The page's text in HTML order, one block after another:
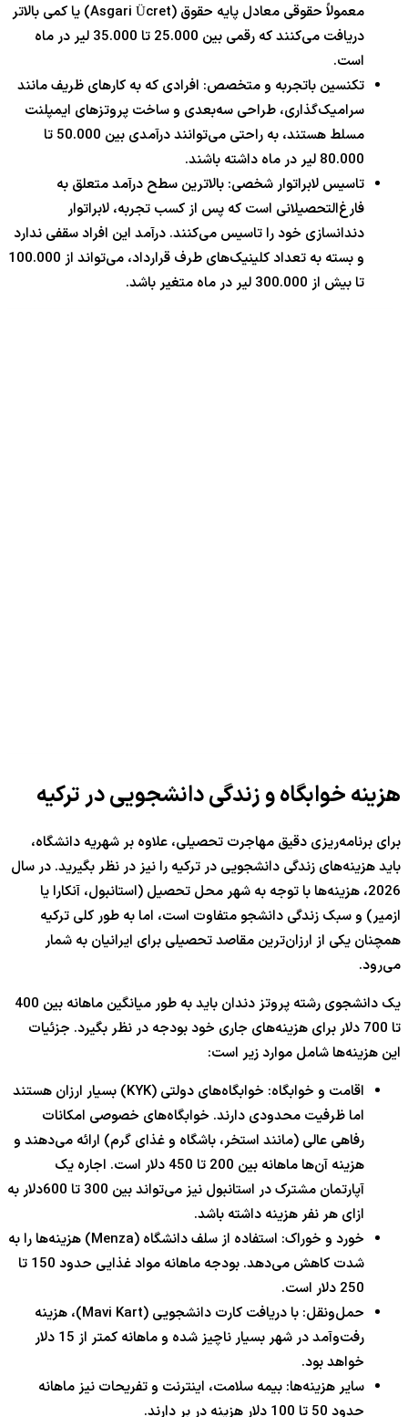
معمولاً حقوقی معادل پایه حقوق (Asgari Ücret) یا کمی بالاتر
دریافت می‌کنند که رقمی بین 25.000 تا 35.000 لیر در ماه
است.
تکنسین باتجربه و متخصص: افرادی که به کارهای ظریف مانند
سرامیک‌گذاری، طراحی سه‌بعدی و ساخت پروتزهای ایمپلنت
مسلط هستند، به راحتی می‌توانند درآمدی بین 50.000 تا
80.000 لیر در ماه داشته باشند.
تاسیس لابراتوار شخصی: بالاترین سطح درآمد متعلق به
فارغ‌التحصیلانی است که پس از کسب تجربه، لابراتوار
دندانسازی خود را تاسیس می‌کنند. درآمد این افراد سقفی ندارد
و بسته به تعداد کلینیک‌های طرف قرارداد، می‌تواند از 100.000
تا بیش از 300.000 لیر در ماه متغیر باشد.
هزینه خوابگاه و زندگی دانشجویی در ترکیه
برای برنامه‌ریزی دقیق مهاجرت تحصیلی، علاوه بر شهریه دانشگاه،
باید هزینه‌های زندگی دانشجویی در ترکیه را نیز در نظر بگیرید. در سال
2026، هزینه‌ها با توجه به شهر محل تحصیل (استانبول، آنکارا یا
ازمیر) و سبک زندگی دانشجو متفاوت است، اما به طور کلی ترکیه
همچنان یکی از ارزان‌ترین مقاصد تحصیلی برای ایرانیان به شمار
می‌رود.
یک دانشجوی رشته پروتز دندان باید به طور میانگین ماهانه بین 400
تا 700 دلار برای هزینه‌های جاری خود بودجه در نظر بگیرد. جزئیات
این هزینه‌ها شامل موارد زیر است:
اقامت و خوابگاه: خوابگاه‌های دولتی (KYK) بسیار ارزان هستند
اما ظرفیت محدودی دارند. خوابگاه‌های خصوصی امکانات
رفاهی عالی (مانند استخر، باشگاه و غذای گرم) ارائه می‌دهند و
هزینه آن‌ها ماهانه بین 200 تا 450 دلار است. اجاره یک
آپارتمان مشترک در استانبول نیز می‌تواند بین 300 تا 600دلار به
ازای هر نفر هزینه داشته باشد.
خورد و خوراک: استفاده از سلف دانشگاه (Menza) هزینه‌ها را به
شدت کاهش می‌دهد. بودجه ماهانه مواد غذایی حدود 150 تا
250 دلار است.
حمل‌ونقل: با دریافت کارت دانشجویی (Mavi Kart)، هزینه
رفت‌وآمد در شهر بسیار ناچیز شده و ماهانه کمتر از 15 دلار
خواهد بود.
سایر هزینه‌ها: بیمه سلامت، اینترنت و تفریحات نیز ماهانه
حدود 50 تا 100 دلار هزینه در بر دارند.